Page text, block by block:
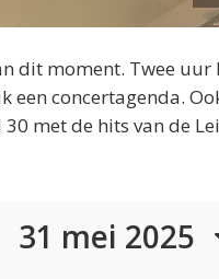
dit moment. Twee uur
concertagenda.
met de hits van de
31 mei 2025